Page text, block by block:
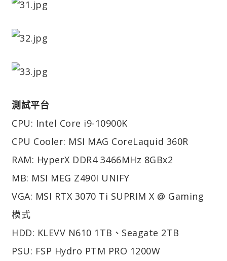
測試平台
CPU: Intel Core i9-10900K
CPU Cooler: MSI MAG CoreLaquid 360R
RAM: HyperX DDR4 3466MHz 8GBx2
MB: MSI MEG Z490I UNIFY
VGA: MSI RTX 3070 Ti SUPRIM X @ Gaming
模式
HDD: KLEVV N610 1TB、Seagate 2TB
PSU: FSP Hydro PTM PRO 1200W